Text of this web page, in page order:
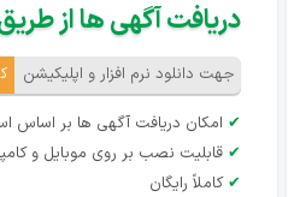
دریافت آگهی ها از
جهت دانلود نرم افزار و اپلیکیشن
✔ امکان دریافت آگهی ها بر اساس
✔ قابلیت نصب بر روی موبایل و
✔ کاملاً رایگان